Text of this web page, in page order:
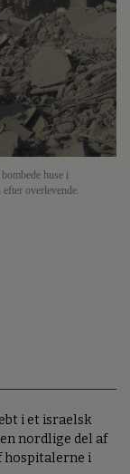
huse i
overlevende.
i et israelsk
nordlige del af
hospitalerne i